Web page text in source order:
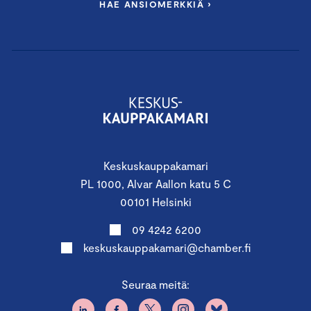
Research Manager Shadia Rask, THL
Snellman Attorneys Ltd
Keskiviikko 13.11.2024 klo 9.00–12.00 ja
00100 Helsinki
Keinoja vastuullisuuden lisäämiseksi osaksi
Keskuskauppakamari
PL 1000, Alvar Aallon katu 5 C
00101 Helsinki
09 4242 6200
keskuskauppakamari@chamber.fi
Seuraa meitä:
HAE ANSIOMERKKIÄ ›